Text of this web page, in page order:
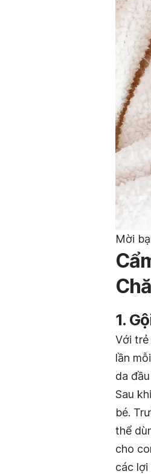
Mời
1.
Với trẻ
lần
da
Sau
bé.
thể
cho
các lợi